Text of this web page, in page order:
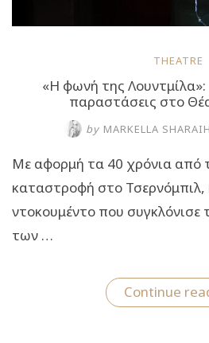
THEATRE
«Η φωνή της Λουντμίλα»:
παραστάσεις στο
by MARKELLA
Με αφορμή τα 40 χρόνια από
καταστροφή στο
ντοκουμέντο που συγκλόνισε
των …
Continue